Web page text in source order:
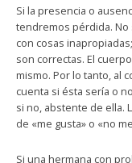
Si la presencia o
tendremos pérdida.
con cosas
son correctas. El
mismo. Por lo tanto, al
cuenta si ésta sería o
si no, abstente de ella.
de «me gusta» o «no
Si una hermana con